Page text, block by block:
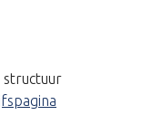
structuur